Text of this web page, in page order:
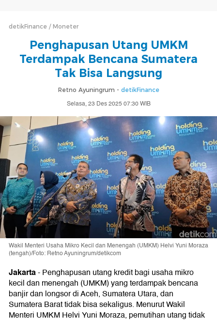
detikFinance Moneter
Penghapusan Utang UMKM
Terdampak Bencana Sumatera
Tak Bisa Langsung
Retno Ayuningrum - detikFinance
Selasa, 23 Des 2025 07:30 WIB
Wakil Menteri Usaha Mikro Kecil dan Menengah (UMKM) Helvi Yuni Moraza
(tengah)/Foto: Retno Ayuningrum/detikcom
Jakarta-Penghapusan utang kredit bagi usaha mikro
kecil dan menengah (UMKM) yang terdampak bencana
banjir dan longsor di Aceh, Sumatera Utara, dan
Sumatera Barat tidak bisa sekaligus. Menurut Wakil
Menteri UMKM Helvi Yuni Moraza, pemutihan utang tidak